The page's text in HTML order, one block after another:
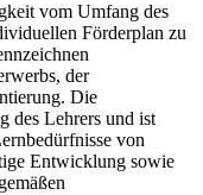
vom Umfang des
Förderplan zu
der
Die
des Lehrers und ist
von
Entwicklung sowie